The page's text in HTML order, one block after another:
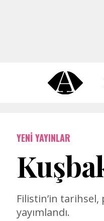
YENI YAYINLAR
Filistin’in
yayımlandı.